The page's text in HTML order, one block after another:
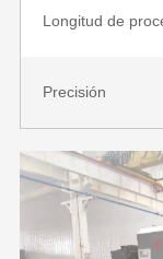
Longitud de
Precisión